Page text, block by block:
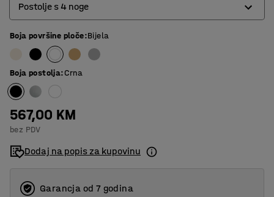
1200
1400
1600
1800
Postolje s 4 noge
O-postolje
Postolje s 4 noge
T-postolje
Boja površine ploče:Bijela
Boja postolja:Crna
567,00 KM
bez PDV
Dodaj na popis za kupovinu
Garancja od 7 godina